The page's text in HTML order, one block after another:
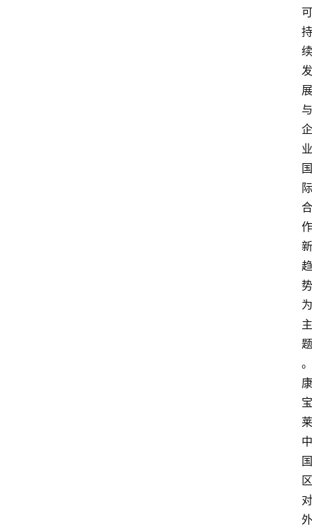
可
持
续
发
展
与
企
业
国
际
合
作
新
趋
势
为
主
题
。
康
宝
莱
中
国
区
对
外